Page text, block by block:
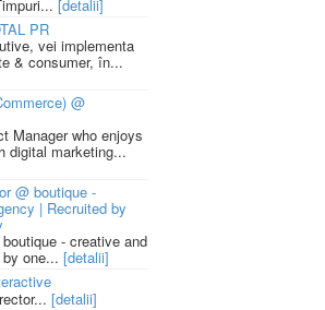
[detalii]
PR
vei implementa
& consumer, în...
@
Manager who enjoys
digital marketing...
@ boutique -
| Recruited by
- creative and
one... [detalii]
[detalii]